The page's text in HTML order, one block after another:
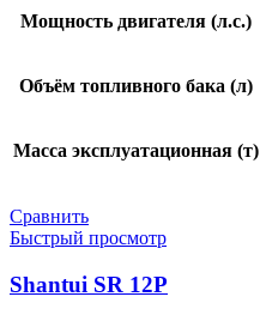
Мощность двигателя (л.с.)
Объём топливного бака (л)
Масса эксплуатационная (т)
Сравнить
Быстрый просмотр
Shantui SR 12P